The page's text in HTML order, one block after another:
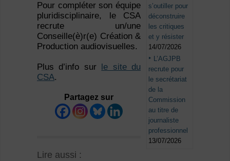
Pour compléter son équipe
pluridisciplinaire, le CSA
recrute un/une
Conseille(è)r(e) Création &
Production audiovisuelles.
Plus d’info sur
le site du
CSA.
Partagez sur
Lire aussi :
s’outiller pour
déconstruire
les critiques
et y résister
14/07/2026
L’AGJPB
recrute pour
le secrétariat
de la
Commission
au titre de
journaliste
professionnel
13/07/2026